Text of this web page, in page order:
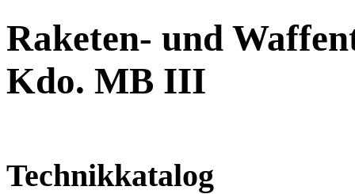
Raketen- und
Kdo. MB III
Technikkatalog